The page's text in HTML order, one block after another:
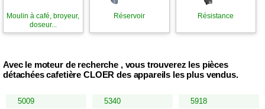
Moulin à café, broyeur,
doseur...
Réservoir Résistance
Avec le moteur de recherche , vous trouverez les pièces
détachées cafetière CLOER des appareils les plus vendus.
5009 5340 5918